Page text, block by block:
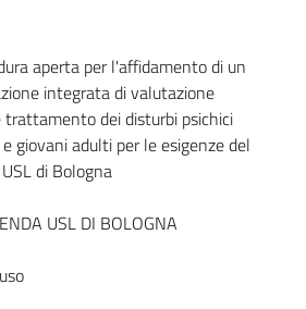
aperta per l'affidamento di un
integrata di valutazione
trattamento dei disturbi psichici
giovani adulti per le esigenze del
di Bologna
USL DI BOLOGNA